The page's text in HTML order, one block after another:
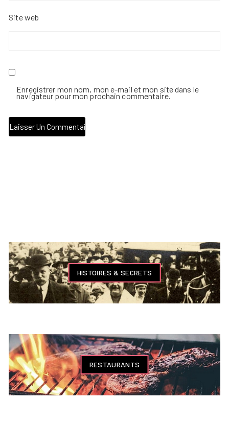
Site web
Enregistrer mon nom, mon e-mail et mon site dans le
navigateur pour mon prochain commentaire.
HISTOIRES & SECRETS
RESTAURANTS